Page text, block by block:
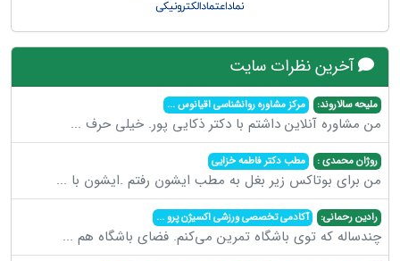
آخرین نظرات سایت
ملیحه سالاروند: مرکز مشاوره روانشناسی اقیانوس...
من مشاوره آنلاین داشتم با دکتر ذکایی پور. خیلی حرف ...
روژان محمدی : مطب دکتر فاطمه خزایی
من برای بوتاکس زیر بغل به مطب ایشون رفتم .ایشون با ...
رادین رحمانی: آکادمی تخصصی ورزشی اکسیژن پرو...
چندساله که توی باشگاه تمرین می‌کنم. فضای باشگاه هم ...